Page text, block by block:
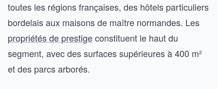
toutes les régions françaises, des hôtels particuliers
bordelais aux maisons de maître normandes. Les
propriétés de prestigeconstituent le haut du
segment, avec des surfaces supérieures à 400 m²
et des parcs arborés.